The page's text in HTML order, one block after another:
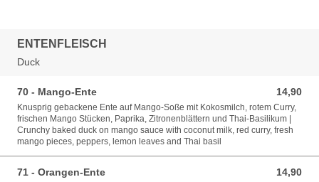
ENTENFLEISCH
Duck
70 - Mango-Ente 14,90
14,90 EUR
Knusprig gebackene Ente auf Mango-Soße mit Kokosmilch, rotem Curry,
frischen Mango Stücken, Paprika, Zitronenblättern und Thai-Basilikum |
Crunchy baked duck on mango sauce with coconut milk, red curry, fresh
mango pieces, peppers, lemon leaves and Thai basil
71 - Orangen-Ente 14,90
14,90 EUR